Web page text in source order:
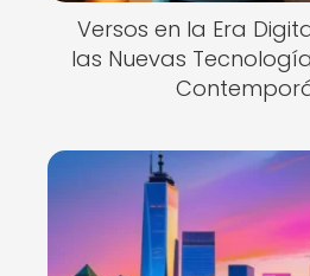
Versos en la Era
las Nuevas